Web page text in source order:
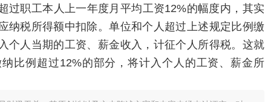
过职工本人上一年度月平均工资12%的幅度内，其实
纳税所得额中扣除。单位和个人超过上述规定比例缴
个人当期的工资、薪金收入，计征个人所得税。这就
比例超过12%的部分，将计入个人的工资、薪金所